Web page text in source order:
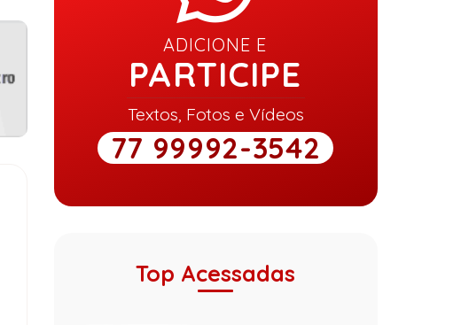
ADICIONE E
PARTICIPE
Textos, Fotos e Vídeos
77 99992-3542
Top Acessadas